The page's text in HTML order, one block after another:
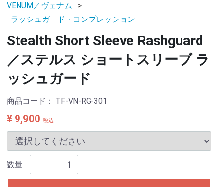
VENUM／ヴェナム
ラッシュガード・コンプレッション
Stealth Short Sleeve Rashguard
／ステルス ショートスリーブ ラ
ッシュガード
商品コード： TF-VN-RG-301
¥ 9,900 税込
数量